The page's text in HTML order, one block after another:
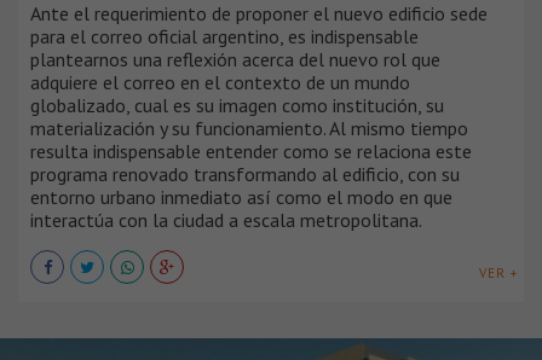
Ante el requerimiento de proponer el nuevo edificio sede
para el correo oficial argentino, es indispensable
plantearnos una reflexión acerca del nuevo rol que
adquiere el correo en el contexto de un mundo
globalizado, cual es su imagen como institución, su
materialización y su funcionamiento. Al mismo tiempo
resulta indispensable entender como se relaciona este
programa renovado transformando al edificio, con su
entorno urbano inmediato así como el modo en que
interactúa con la ciudad a escala metropolitana.
VER +